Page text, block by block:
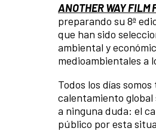
ANOTHER WAY FILM
preparando su 8ª
que han sido
ambiental y
medioambientales a
Todos los días
calentamiento
a ninguna duda: el
público por esta